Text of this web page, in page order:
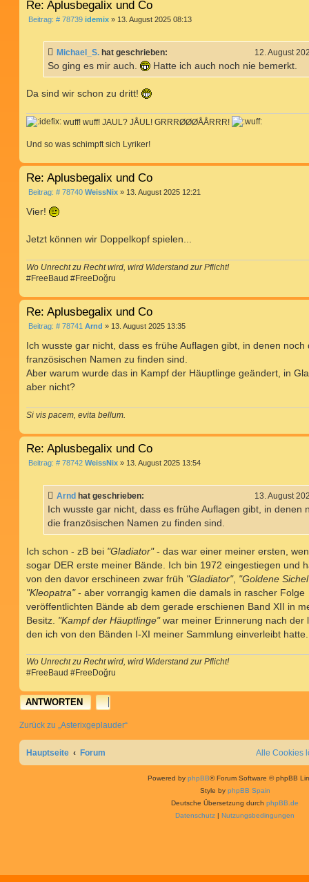
Re: Aplusbegalix und Co
Beitrag: # 78739B
r
a
idemix » 13. August 2025 08:13
Michael_S. hat geschrieben: 12. August
So ging es mir auch. Hatte ich auch noch nie bemerkt.
Da sind wir schon zu dritt!
wuff! wuff! JAUL? JÅUL! GRRRØØØÅÅRRR!
Und so was schimpft sich Lyriker!
Re: Aplusbegalix und Co
Beitrag: # 78740B
a
WeissNix » 13. August 2025 12:21
Vier!
Jetzt können wir Doppelkopf spielen...
Wo Unrecht zu Recht wird, wird Widerstand zur Pflicht!
#FreeBaud #FreeDoğru
Re: Aplusbegalix und Co
Beitrag: # 78741 B
i
r
a
g
Arnd » 13. August 2025 13:35
Ich wusste gar nicht, dass es frühe Auflagen gibt, in denen noch
französischen Namen zu finden sind.
Aber warum wurde das in Kampf der Häuptlinge geändert, in
aber nicht?
Si vis pacem, evita bellum.
Re: Aplusbegalix und Co
Beitrag: # 78742B
r
a
WeissNix » 13. August 2025 13:54
Arnd hat geschrieben: 13. August
Ich wusste gar nicht, dass es frühe Auflagen gibt, in denen
die französischen Namen zu finden sind.
Ich schon - zB bei "Gladiator"- das war einer meiner ersten,
sogar DER erste meiner Bände. Ich bin 1972 eingestiegen und
von den davor erschineen zwar früh "Gladiator", "Goldene
"Kleopatra"- aber vorrangig kamen die damals in rascher Folge
veröffentlichten Bände ab dem gerade erschienen Band XII in
Besitz. "Kampf der Häuptlinge"war meiner Erinnerung nach der
den ich von den Bänden I-XI meiner Sammlung einverleibt hatte.
Wo Unrecht zu Recht wird, wird Widerstand zur Pflicht!
#FreeBaud #FreeDoğru
ANTWORTEN
Zurück zu „Asterixgeplauder“
Hauptseite Forum Alle Cookies
Powered by phpBB® Forum Software © phpBB
Style by phpBB Spain
Deutsche Übersetzung durch phpBB.de
Datenschutz | Nutzungsbedingungen